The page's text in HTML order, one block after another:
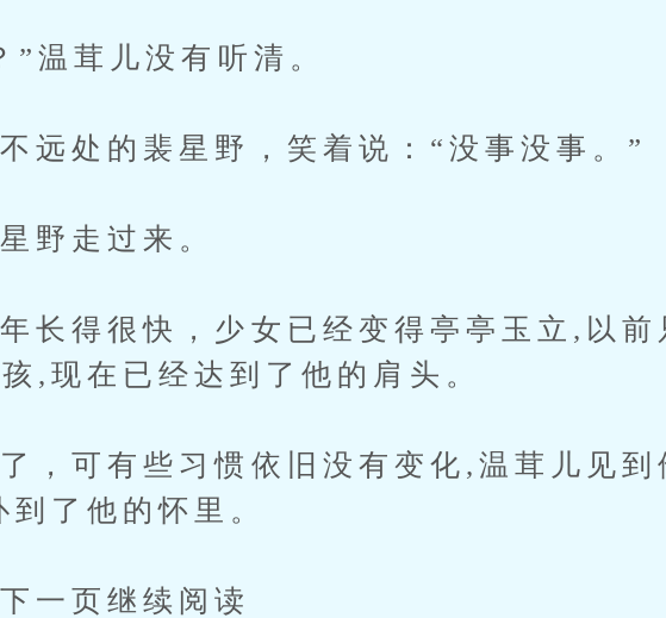
茸儿没有听清。
的裴星野，笑着说：“没事没事。”
走过来。
很快，少女已经变得亭亭玉立,以前
,现在已经达到了他的肩头。
有些习惯依旧没有变化,温茸儿见到
了他的怀里。
页继续阅读